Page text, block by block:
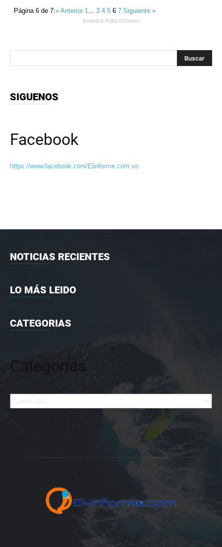
Página 6 de 7:« Anterior 1... 3456 7Siguiente »
BANNER PUBLICITARIO
SIGUENOS
Facebook
https://www.facebook.com/Elinforme.com.ve
NOTICIAS RECIENTES
LO MÁS LEIDO
CATEGORIAS
Categorías
Categorías